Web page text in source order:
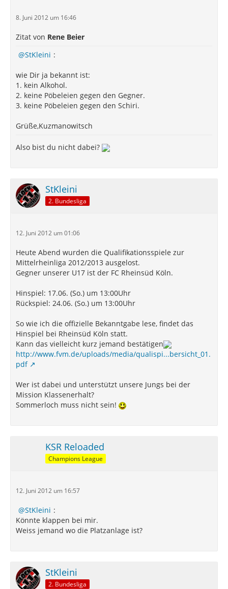
8. Juni 2012 um 16:46
Zitat von Rene Beier
StKleini :
wie Dir ja bekannt ist:
1. kein Alkohol.
2. keine Pöbeleien gegen den Gegner.
3. keine Pöbeleien gegen den Schiri.
Grüße,Kuzmanowitsch
Also bist du nicht dabei?
StKleini
2. Bundesliga
12. Juni 2012 um 01:06
Heute Abend wurden die Qualifikationsspiele zur
Mittelrheinliga 2012/2013 ausgelost.
Gegner unserer U17 ist der FC Rheinsüd Köln.
Hinspiel: 17.06. (So.) um 13:00Uhr
Rückspiel: 24.06. (So.) um 13:00Uhr
So wie ich die offizielle Bekanntgabe lese, findet das
Hinspiel bei Rheinsüd Köln statt.
Kann das vielleicht kurz jemand bestätigen
http://www.fvm.de/uploads/media/qualispi...bersicht_01.
pdf
Wer ist dabei und unterstützt unsere Jungs bei der
Mission Klassenerhalt?
Sommerloch muss nicht sein!
KSR Reloaded
Champions League
12. Juni 2012 um 16:57
StKleini :
Könnte klappen bei mir.
Weiss jemand wo die Platzanlage ist?
StKleini
2. Bundesliga